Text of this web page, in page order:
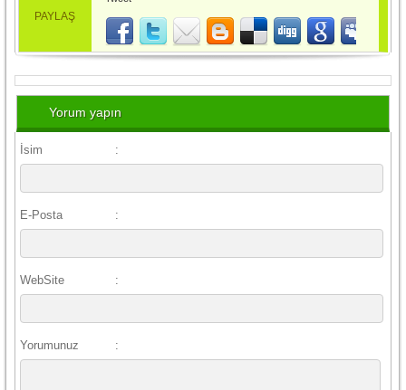
PAYLAŞ
Yorum yapın
İsim :
E-Posta :
WebSite :
Yorumunuz :